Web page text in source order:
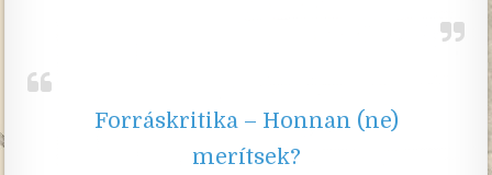
Forráskritika – Honnan (ne)
merítsek?